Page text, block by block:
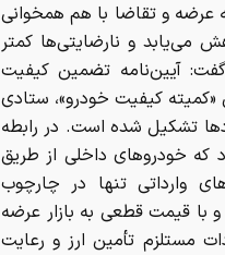
عرضه و تقاضا با هم همخوانی
می‌یابد و نارضایتی‌ها کمتر
آیین‌نامه تضمین کیفیت
کیفیت خودرو»، ستادی
تشکیل شده است. در رابطه
که خودروهای داخلی از طریق
وارداتی تنها در چارچوب
قیمت قطعی به بازار عرضه
مستلزم تأمین ارز و رعایت